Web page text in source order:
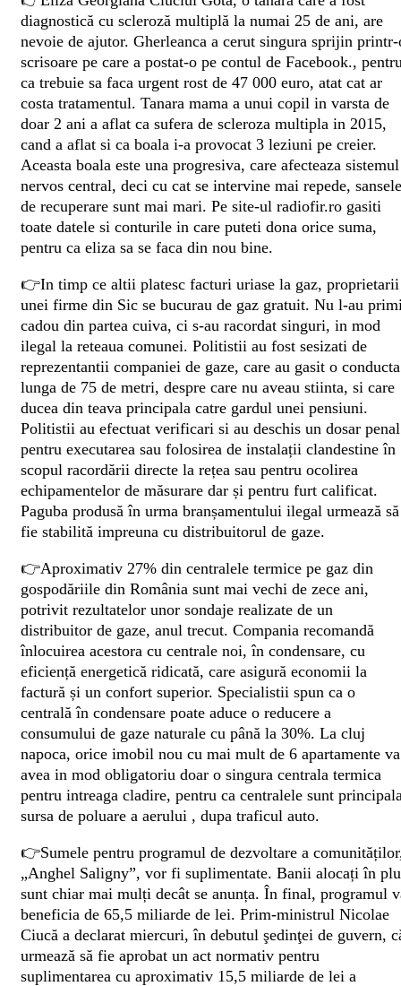
diagnostică cu scleroză multiplă la numai 25 de ani, are
nevoie de ajutor. Gherleanca a cerut singura sprijin
scrisoare pe care a postat-o pe contul de Facebook.,
ca trebuie sa faca urgent rost de 47 000 euro, atat cat ar
costa tratamentul. Tanara mama a unui copil in varsta de
doar 2 ani a aflat ca sufera de scleroza multipla in 2015,
cand a aflat si ca boala i-a provocat 3 leziuni pe creier.
Aceasta boala este una progresiva, care afecteaza sistemul
nervos central, deci cu cat se intervine mai repede, sansele
de recuperare sunt mai mari. Pe site-ul radiofir.ro gasiti
toate datele si conturile in care puteti dona orice suma,
pentru ca eliza sa se faca din nou bine.
👉In timp ce altii platesc facturi uriase la gaz, proprietarii
unei firme din Sic se bucurau de gaz gratuit. Nu l-au
cadou din partea cuiva, ci s-au racordat singuri, in mod
ilegal la reteaua comunei. Politistii au fost sesizati de
reprezentantii companiei de gaze, care au gasit o conducta
lunga de 75 de metri, despre care nu aveau stiinta, si care
ducea din teava principala catre gardul unei pensiuni.
Politistii au efectuat verificari si au deschis un dosar penal
pentru executarea sau folosirea de instalații clandestine în
scopul racordării directe la rețea sau pentru ocolirea
echipamentelor de măsurare dar și pentru furt calificat.
Paguba produsă în urma branșamentului ilegal urmează să
fie stabilită impreuna cu distribuitorul de gaze.
👉Aproximativ 27% din centralele termice pe gaz din
gospodăriile din România sunt mai vechi de zece ani,
potrivit rezultatelor unor sondaje realizate de un
distribuitor de gaze, anul trecut. Compania recomandă
înlocuirea acestora cu centrale noi, în condensare, cu
eficiență energetică ridicată, care asigură economii la
factură și un confort superior. Specialistii spun ca o
centrală în condensare poate aduce o reducere a
consumului de gaze naturale cu până la 30%. La cluj
napoca, orice imobil nou cu mai mult de 6 apartamente va
avea in mod obligatoriu doar o singura centrala termica
pentru intreaga cladire, pentru ca centralele sunt
sursa de poluare a aerului , dupa traficul auto.
👉Sumele pentru programul de dezvoltare a
„Anghel Saligny”, vor fi suplimentate. Banii alocați în
sunt chiar mai mulți decât se anunța. În final, programul
beneficia de 65,5 miliarde de lei. Prim-ministrul Nicolae
Ciucă a declarat miercuri, în debutul şedinţei de guvern,
urmează să fie aprobat un act normativ pentru
suplimentarea cu aproximativ 15,5 miliarde de lei a